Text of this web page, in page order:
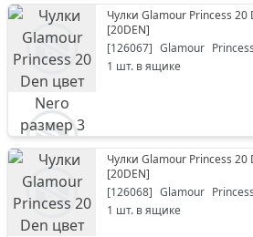
Чулки Glamour Princess
[20DEN]
[126067] Glamour Princess
1 шт. в ящике
Чулки Glamour Princess
[20DEN]
[126068] Glamour Princess
1 шт. в ящике